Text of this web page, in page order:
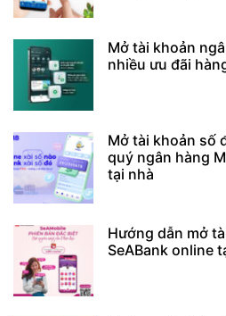
Mở tài khoản
nhiều ưu đãi
Mở tài khoản số
quý ngân hàng
tại nhà
Hướng dẫn mở
SeABank online